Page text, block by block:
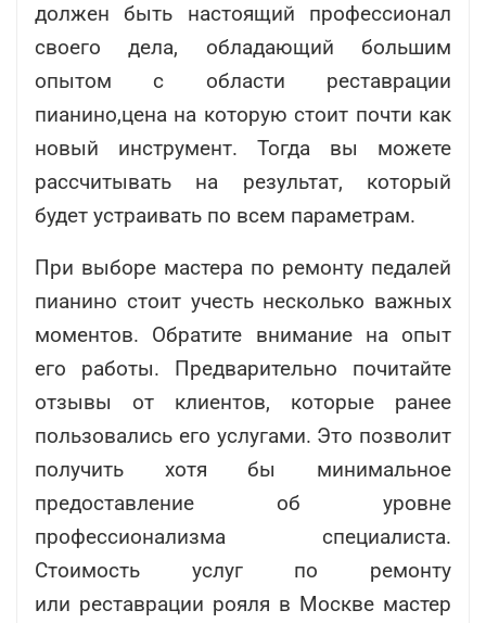
должен быть настоящий профессионал
своего дела, обладающий большим
опытом с области реставрации
пианино,цена на которую стоит почти как
новый инструмент. Тогда вы можете
рассчитывать на результат, который
будет устраивать по всем параметрам.
При выборе мастера по ремонту педалей
пианино стоит учесть несколько важных
моментов. Обратите внимание на опыт
его работы. Предварительно почитайте
отзывы от клиентов, которые ранее
пользовались его услугами. Это позволит
получить хотя бы минимальное
предоставление об уровне
профессионализма специалиста.
Стоимость услуг по ремонту
или реставрации рояля в Москве мастер